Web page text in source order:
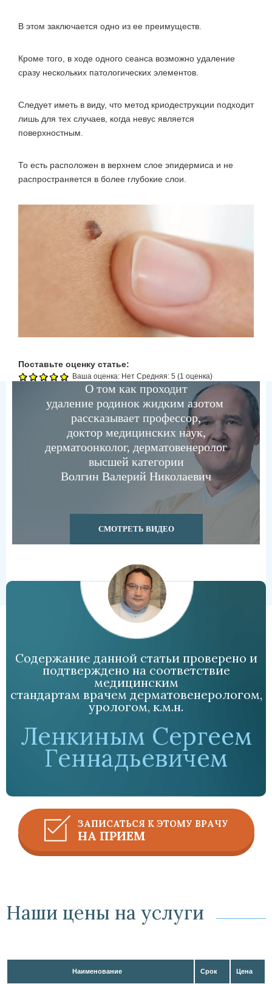
В этом заключается одно из ее преимуществ.
Кроме того, в ходе одного сеанса возможно удаление
сразу нескольких патологических элементов.
Следует иметь в виду, что метод криодеструкции подходит
лишь для тех случаев, когда невус является
поверхностным.
То есть расположен в верхнем слое эпидермиса и не
распространяется в более глубокие слои.
Поставьте оценку статье:
Ваша оценка: Нет Средняя: 5 (1 оценка)
О том как проходит
удаление родинок жидким азотом
рассказывает профессор,
доктор медицинских наук,
дерматоонколог, дерматовенеролог
высшей категории
Волгин Валерий Николаевич
СМОТРЕТЬ ВИДЕО
Содержание данной статьи проверено и
подтверждено на соответствие
медицинским
стандартам врачем дерматовенерологом,
урологом, к.м.н.
Ленкиным Сергеем
Геннадьевичем
ЗАПИСАТЬСЯ К ЭТОМУ ВРАЧУ
НА ПРИЕМ
Наши цены на услуги
Наименование Срок Цена